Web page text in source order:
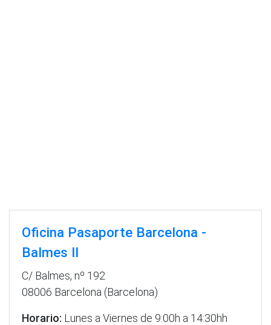
Oficina Pasaporte Barcelona -
Balmes II
C/ Balmes, nº 192
08006 Barcelona (Barcelona)
Horario: Lunes a Viernes de 9:00h a 14:30hh